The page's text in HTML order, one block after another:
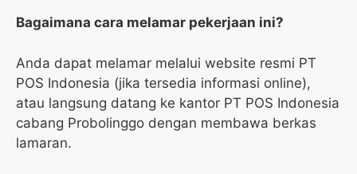
Bagaimana cara melamar pekerjaan ini?
Anda dapat melamar melalui website resmi PT
POS Indonesia (jika tersedia informasi online),
atau langsung datang ke kantor PT POS Indonesia
cabang Probolinggo dengan membawa berkas
lamaran.